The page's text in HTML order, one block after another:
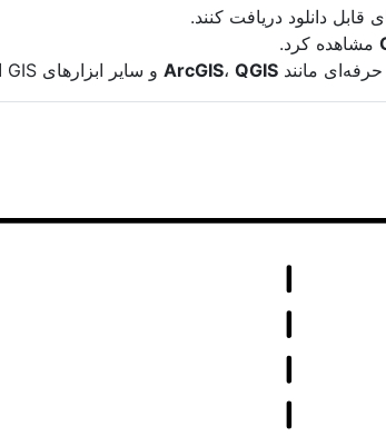
مشاهده کرد.
مانند
ArcGIS، QGIS و سایر ابزارهای GIS استفاده نمایید.